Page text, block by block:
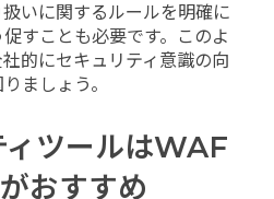
いに関するルールを明確に
すことも必要です。このよ
的にセキュリティ意識の向
りましょう。
ィツールはWAF
おすすめ